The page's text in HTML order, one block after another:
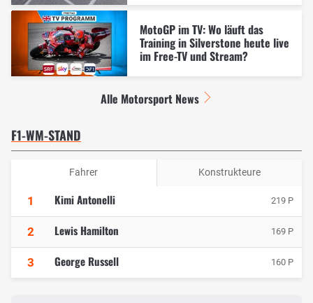
MotoGP im TV: Wo läuft das
Training in Silverstone heute live
im Free-TV und Stream?
Alle Motorsport News
F1-WM-STAND
Fahrer Konstrukteure
1 Kimi Antonelli 219 P
2 Lewis Hamilton 169 P
3 George Russell 160 P